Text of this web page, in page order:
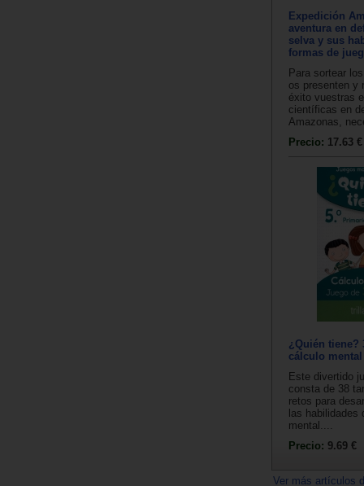
Expedición
aventura en
selva y sus
formas de
Para sortear
os presenten y
éxito vuestras
científicas en
Amazonas,
Precio: 17.63 €
¿Quién tiene?
cálculo
Este divertido
consta de 38
retos para
las habilidades
mental....
Precio: 9.69 €
Ver más artículos